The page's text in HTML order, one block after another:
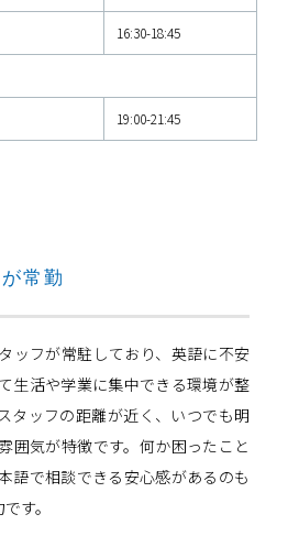
16:30-18:45
19:00-21:45
常勤
ッフが常駐しており、英語に不安
生活や学業に集中できる環境が整
タッフの距離が近く、いつでも明
囲気が特徴です。何か困ったこと
語で相談できる安心感があるのも
す。